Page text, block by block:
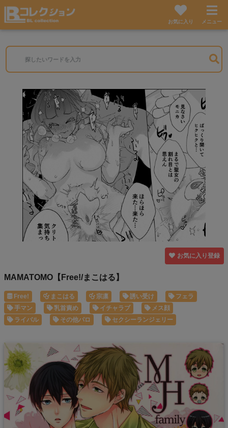
お気に入り メニュー
お気に入り登録
MAMATOMO【Free!/まこはる】
Free! まこはる 宗凛 誘い受け
フェラ
手マン
乳首責め イチャラブ
メス顔
ライバル
その他パロ セクシーランジェリー